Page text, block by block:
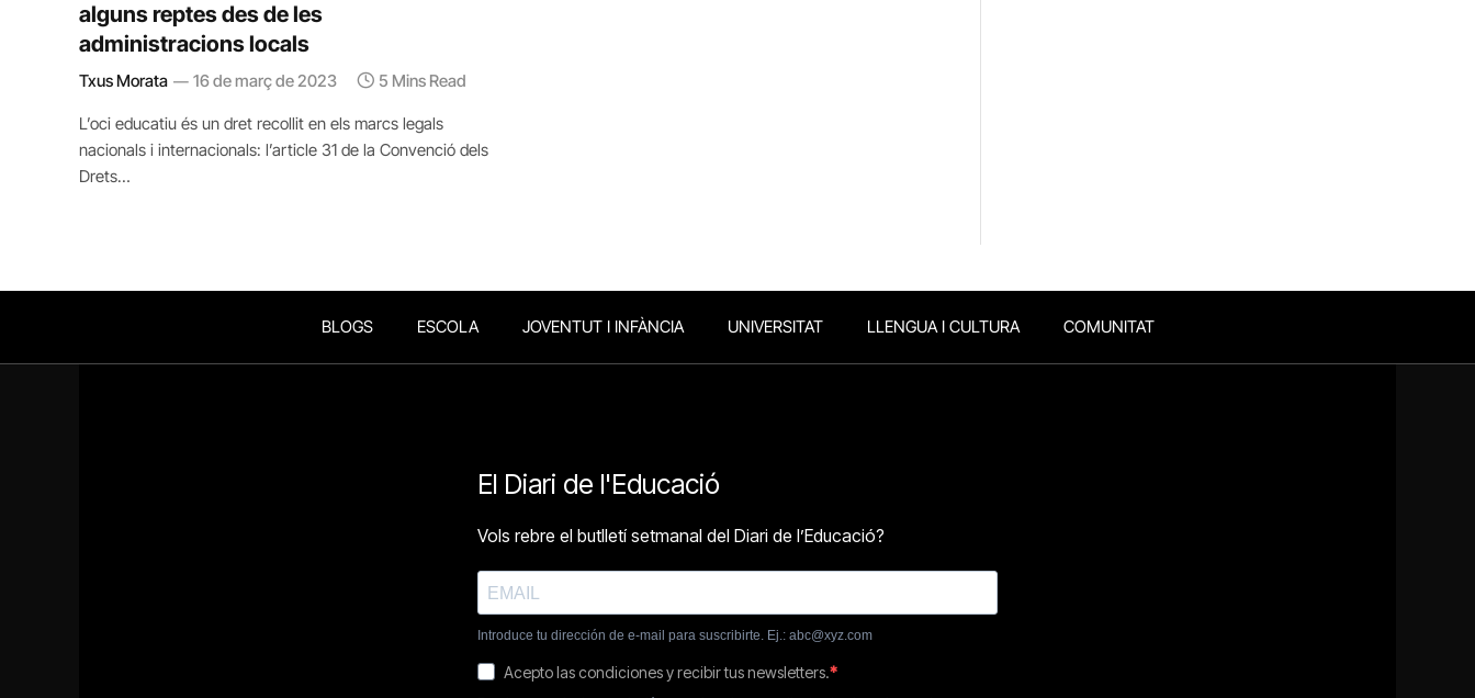
alguns reptes des de les
administracions locals
Txus Morata 16 de març de 2023 5 Mins Read
L’oci educatiu és un dret recollit en els marcs legals
nacionals i internacionals: l’article 31 de la Convenció dels
Drets…
BLOGS ESCOLA JOVENTUT I INFÀNCIA UNIVERSITAT LLENGUA I CULTURA COMUNITAT